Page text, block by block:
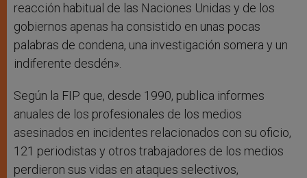
reacción habitual de las Naciones Unidas y de los
gobiernos apenas ha consistido en unas pocas
palabras de condena, una investigación somera y un
indiferente desdén».
Según la FIP que, desde 1990, publica informes
anuales de los profesionales de los medios
asesinados en incidentes relacionados con su oficio,
121 periodistas y otros trabajadores de los medios
perdieron sus vidas en ataques selectivos,